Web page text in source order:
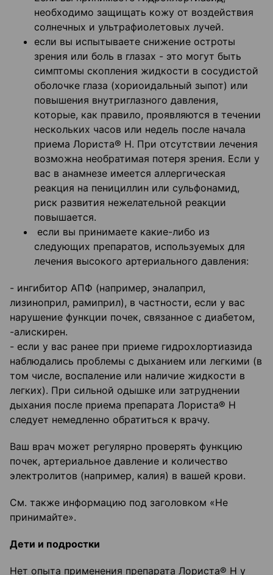
необходимо защищать кожу от воздействия
солнечных и ультрафиолетовых лучей.
если вы испытываете снижение остроты
зрения или боль в глазах - это могут быть
симптомы скопления жидкости в сосудистой
оболочке глаза (хориоидальный зыпот) или
повышения внутриглазного давления,
которые, как правило, проявляются в течении
нескольких часов или недель после начала
приема Лориста® Н. При отсутствии лечения
возможна необратимая потеря зрения. Если у
вас в анамнезе имеется аллергическая
реакция на пенициллин или сульфонамид,
риск развития нежелательной реакции
повышается.
если вы принимаете какие-либо из
следующих препаратов, используемых для
лечения высокого артериального давления:
- ингибитор АПФ (например, эналаприл,
лизиноприл, рамиприл), в частности, если у вас
нарушение функции почек, связанное с диабетом,
-алискирен.
- если у вас ранее при приеме гидрохлортиазида
наблюдались проблемы с дыханием или легкими (в
том числе, воспаление или наличие жидкости в
легких). При сильной одышке или затруднении
дыхания после приема препарата Лориста® Н
следует немедленно обратиться к врачу.
Ваш врач может регулярно проверять функцию
почек, артериальное давление и количество
электролитов (например, калия) в вашей крови.
См. также информацию под заголовком «Не
принимайте».
Дети и подростки
Нет опыта применения препарата Лориста® Н у